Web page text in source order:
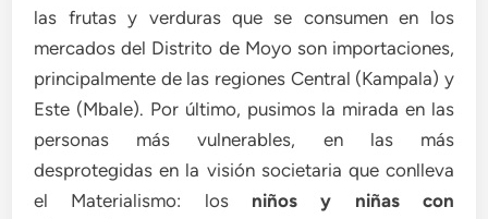
las frutas y verduras que se consumen en los
mercados del Distrito de Moyo son importaciones,
principalmente de las regiones Central (Kampala) y
Este (Mbale). Por último, pusimos la mirada en las
personas más vulnerables, en las más
desprotegidas en la visión societaria que conlleva
el Materialismo: los niños y niñas con